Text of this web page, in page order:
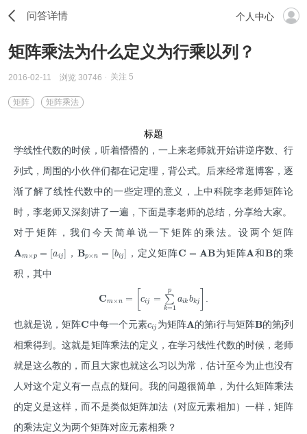
问答详情 个人中心
矩阵乘法为什么定义为行乘以列？
2016-02-11 浏览 30746 关注 5
矩阵 矩阵乘法
标题
学线性代数的时候，听着懵懵的，一上来老师就开始讲逆序数、行
列式，周围的小伙伴们都在记定理，背公式。后来经常逛博客，逐
渐了解了线性代数中的一些定理的意义，上中科院李老师矩阵论
时，李老师又深刻讲了一遍，下面是李老师的总结，分享给大家。
对于矩阵，我们今天简单说一下矩阵的乘法。设两个矩阵
Am×p = [aij] ， Bp×n = [bij] ，定义矩阵C = AB为矩阵A和B的乘
积，其中
Cm×n = [cij = ∑
k=1
p
aikbkj
也就是说，矩阵C中每一个元素cij 为矩阵A的第i行与矩阵B的第j列
相乘得到。这就是矩阵乘法的定义，在学习线性代数的时候，老师
就是这么教的，而且大家也就这么习以为常，估计至今为止也没有
人对这个定义有一点点的疑问。我的问题很简单，为什么矩阵乘法
的定义是这样，而不是类似矩阵加法（对应元素相加）一样，矩阵
的乘法定义为两个矩阵对应元素相乘？